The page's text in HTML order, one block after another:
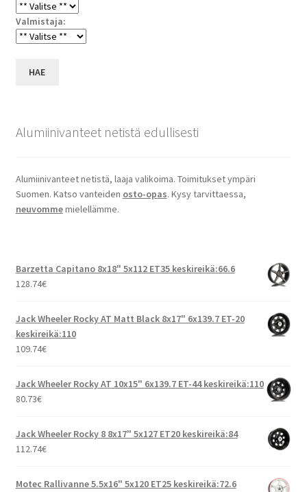
Valmistaja:
HAE
Alumiinivanteet netistä edullisesti
Alumiinivanteet netistä, laaja valikoima. Toimitukset ympäri
Suomen. Katso vanteiden osto-opas. Kysy tarvittaessa,
neuvommemielellämme.
Barzetta Capitano 8x18" 5x112 ET35 keskireikä:66.6
128.74€
Jack Wheeler Rocky AT Matt Black 8x17" 6x139.7 ET-20
keskireikä:110
109.74€
Jack Wheeler Rocky AT 10x15" 6x139.7 ET-44 keskireikä:110
80.73€
Jack Wheeler Rocky 8 8x17" 5x127 ET20 keskireikä:84
112.74€
Motec Rallivanne 5.5x16" 5x120 ET25 keskireikä:72.6